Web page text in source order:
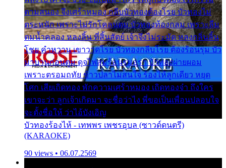
ตามสนอง จึงเศร้าหมอง กลีบบัวทองต้องโรย บัวทองไม่
ตระหนัก เพราะไม่รักโคลนตม บัวทองท้องกลม เพราะลืม
ตมน้ำคลอง หลงลิ้น ที่สิ้นสัตย์ เจ้าจึงไม่ระมัด หลงกลิ่นลิ้น
โชย คำหวาน เขาวาดโรย บัวทองกลีบโรย ต้องร้อนรุม บัว
มาบานก่อนตูม ดุจไฟสุมร้อนรุมอุรา บัวทองผ่ายผอม
เพราะตรอมฤทัย ข้าวปลาไม่สนใจ ร้องไห้ลูกเดียว หยุด
โศก เสียเถิดทอง พักความเศร้าหมอง เถิดทองจ๋า ถึงใคร
เขาจะว่า ลูกเจ้าเกิดมา จะชื่อว่าไง พี่ขอเป็นเพื่อนปลอบใจ
จะตั้งชื่อให้ ว่าไอ้บังเอิญ
บัวทองร้องไห้ - เทพพร เพชรอุบล (ซาวด์ดนตรี)
(KARAOKE)
90 views • 06.07.2569